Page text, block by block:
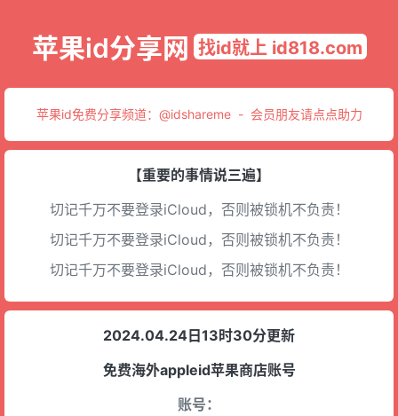
苹果id分享网 找id就上 id818.com
苹果id免费分享频道： @idshareme- 会员朋友请点点助力
【重要的事情说三遍】
切记千万不要登录iCloud，否则被锁机不负责！
切记千万不要登录iCloud，否则被锁机不负责！
切记千万不要登录iCloud，否则被锁机不负责！
2024.04.24日13时30分更新
免费海外appleid苹果商店账号
账号：